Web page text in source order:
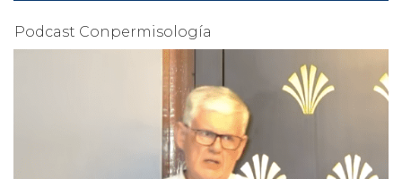
Podcast Conpermisología